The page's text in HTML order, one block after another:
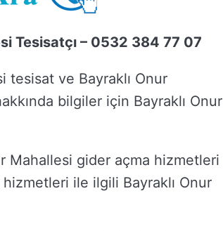
Tesisatçı – 0532 384 77 07
tesisat ve Bayraklı Onur
bilgiler için Bayraklı Onur
Mahallesi gider açma hizmetleri
ile ilgili Bayraklı Onur